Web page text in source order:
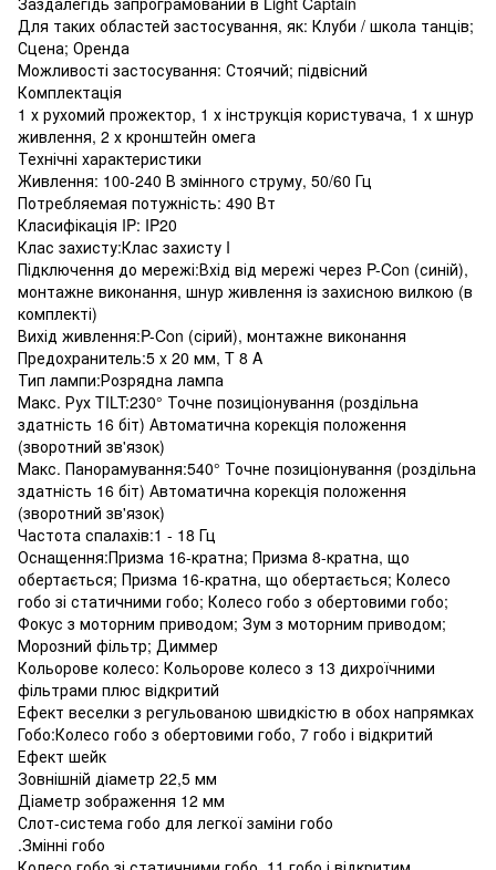
Для таких областей застосування, як: Клуби / школа танців;
Сцена; Оренда
Можливості застосування: Стоячий; підвісний
Комплектація
1 х рухомий прожектор, 1 х інструкція користувача, 1 х шнур
живлення, 2 х кронштейн омега
Технічні характеристики
Живлення: 100-240 В змінного струму, 50/60 Гц
Потребляемая потужність: 490 Вт
Класифікація IP: IP20
Клас захисту:Клас захисту I
Підключення до мережі:Вхід від мережі через P-Con (синій),
монтажне виконання, шнур живлення із захисною вилкою (в
комплекті)
Вихід живлення:P-Con (сірий), монтажне виконання
Предохранитель:5 x 20 мм, T 8 A
Тип лампи:Розрядна лампа
Макс. Рух TILT:230° Точне позиціонування (роздільна
здатність 16 біт) Автоматична корекція положення
(зворотний зв'язок)
Макс. Панорамування:540° Точне позиціонування (роздільна
здатність 16 біт) Автоматична корекція положення
(зворотний зв'язок)
Частота спалахів:1 - 18 Гц
Оснащення:Призма 16-кратна; Призма 8-кратна, що
обертається; Призма 16-кратна, що обертається; Колесо
гобо зі статичними гобо; Колесо гобо з обертовими гобо;
Фокус з моторним приводом; Зум з моторним приводом;
Морозний фільтр; Диммер
Кольорове колесо: Кольорове колесо з 13 дихроїчними
фільтрами плюс відкритий
Ефект веселки з регульованою швидкістю в обох напрямках
Гобо:Колесо гобо з обертовими гобо, 7 гобо і відкритий
Ефект шейк
Зовнішній діаметр 22,5 мм
Діаметр зображення 12 мм
Слот-система гобо для легкої заміни гобо
.Змінні гобо